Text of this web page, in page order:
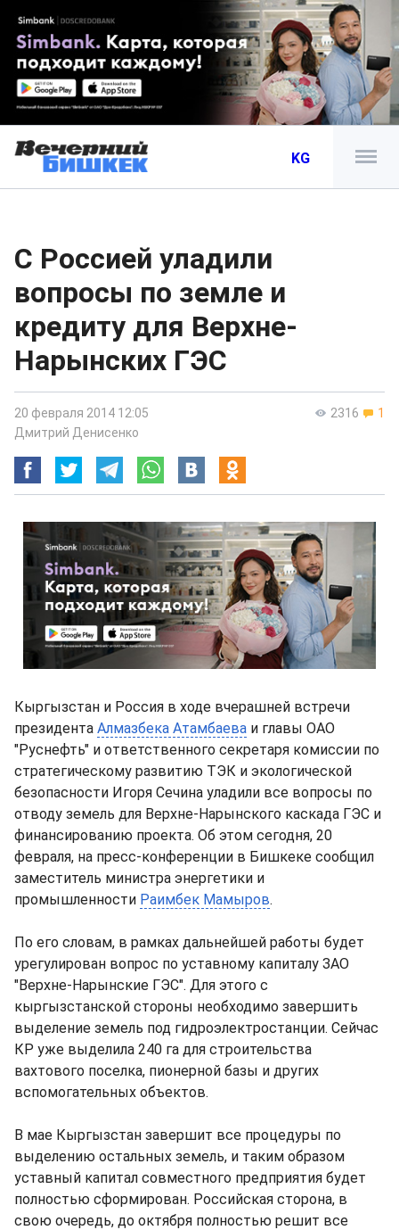
KG
С Россией уладили
вопросы по земле и
кредиту для Верхне-
Нарынских ГЭС
2316 1
20 февраля 2014 12:05
Дмитрий Денисенко
Кыргызстан и Россия в ходе вчерашней встречи
президента Алмазбека Атамбаева и главы ОАО
"Руснефть" и ответственного секретаря комиссии по
стратегическому развитию ТЭК и экологической
безопасности Игоря Сечина уладили все вопросы по
отводу земель для Верхне-Нарынского каскада ГЭС и
финансированию проекта. Об этом сегодня, 20
февраля, на пресс-конференции в Бишкеке сообщил
заместитель министра энергетики и
промышленности Раимбек Мамыров.
По его словам, в рамках дальнейшей работы будет
урегулирован вопрос по уставному капиталу ЗАО
"Верхне-Нарынские ГЭС". Для этого с
кыргызстанской стороны необходимо завершить
выделение земель под гидроэлектростанции. Сейчас
КР уже выделила 240 га для строительства
вахтового поселка, пионерной базы и других
вспомогательных объектов.
В мае Кыргызстан завершит все процедуры по
выделению остальных земель, и таким образом
уставный капитал совместного предприятия будет
полностью сформирован. Российская сторона, в
свою очередь, до октября полностью решит все